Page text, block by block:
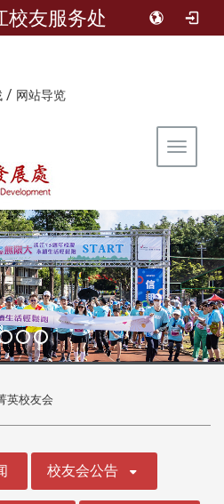
校友服务处
/ 网站导览
Toggle
英校友会
校友会公告